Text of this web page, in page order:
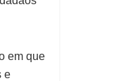
em que
e